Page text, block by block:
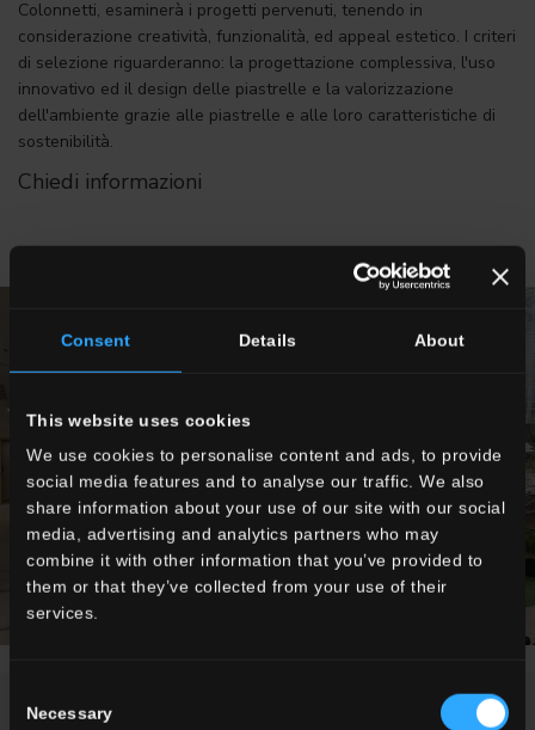
Consent Details About
This website uses cookies
We use cookies to personalise content and ads, to provide
social media features and to analyse our traffic. We also
share information about your use of our site with our social
media, advertising and analytics partners who may
combine it with other information that you’ve provided to
them or that they’ve collected from your use of their
services.
Selection
Necessary
Colonnetti, esaminerà i progetti pervenuti, tenendo in
considerazione creatività, funzionalità, ed appeal estetico. I criteri
di selezione riguarderanno: la progettazione complessiva, l'uso
innovativo ed il design delle piastrelle e la valorizzazione
dell'ambiente grazie alle piastrelle e alle loro caratteristiche di
sostenibilità.
Chiedi informazioni